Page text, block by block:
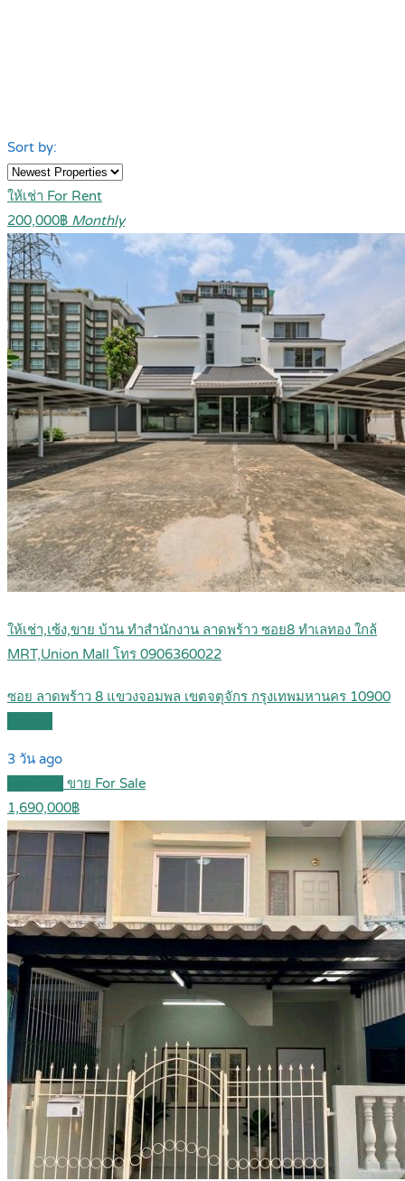
Sort by:
ให้เช่า For Rent
200,000฿ Monthly
ให้เช่า,เซ้ง,ขาย บ้าน ทำสำนักงาน ลาดพร้าว ซอย8 ทำเลทอง ใกล้
MRT,Union Mall โทร 0906360022
ซอย ลาดพร้าว 8 แขวงจอมพล เขตจตุจักร กรุงเทพมหานคร 10900
3 วัน ago
ขาย For Sale
1,690,000฿